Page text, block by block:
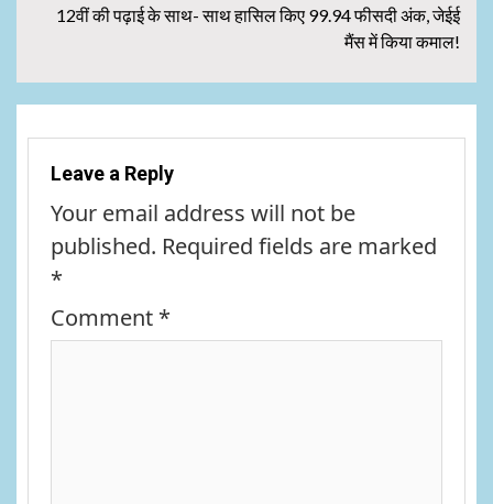
12वीं की पढ़ाई के साथ- साथ हासिल किए 99.94 फीसदी अंक, जेईई
मैंस में किया कमाल!
Leave a Reply
Your email address will not be
published. Required fields are marked
*
Comment *